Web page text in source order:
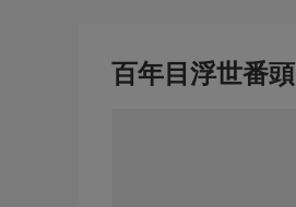
百年目浮世番頭